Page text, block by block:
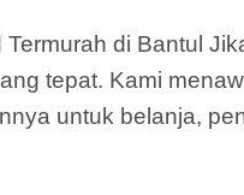
di Bantul
tepat. Kami
untuk belanja,